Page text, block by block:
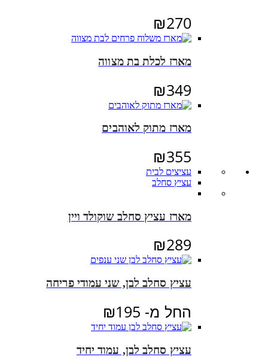
₪270
מארז לכלת בת מצווה
₪349
מארז מתוק לאוהבים
₪355
עציצים לבית
עציץ סחלב
מארז עציץ סחלב שוקולד ויין
₪289
עציץ סחלב לבן, שני עמודי פריחה
החל מ- ₪195
עציץ סחלב לבן, עמוד יחיד